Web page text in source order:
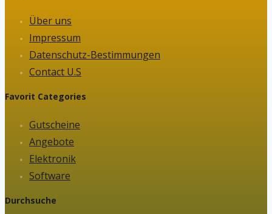
Über uns
Impressum
Datenschutz-Bestimmungen
Contact U.S
Favorit Categories
Gutscheine
Angebote
Elektronik
Software
Durchsuche